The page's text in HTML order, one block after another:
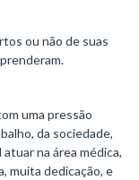
ou não de suas
uma pressão
da sociedade,
na área médica,
muita dedicação, e